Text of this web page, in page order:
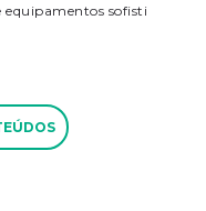
equipamentos sofisti